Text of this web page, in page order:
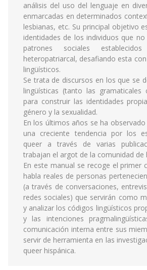
análisis del uso del lenguaje en
enmarcadas en determinados
lesbianas, etc. Su principal objetivo
identidades de los individuos que
patrones sociales
heteropatriarcal, desafiando esta
lingüísticos.
Se trata de discursos en los que se
lingüísticas (tanto las
para construir las identidades
género y la sexualidad.
En los últimos años se ha
una creciente tendencia por los
queer a través de varias
trabajan el argot de la comunidad de
En este manual se recoge el primer
habla reales de personas
(a través de conversaciones,
redes sociales) que servirán como
y analizar los códigos lingüísticos
y las intenciones
comunicación interna entre sus
servir de herramienta en las
queer hispánica.